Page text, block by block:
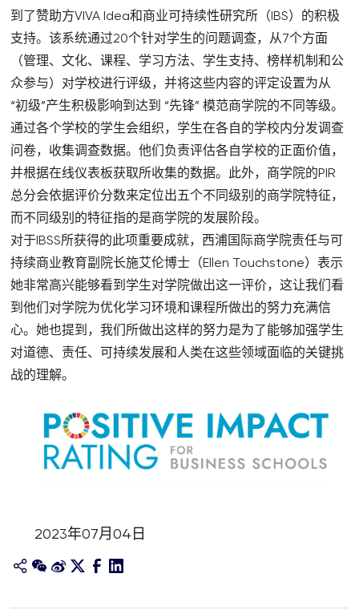
到了赞助方VIVA Idea和商业可持续性研究所（IBS）的积极
支持。该系统通过20个针对学生的问题调查，从7个方面
（管理、文化、课程、学习方法、学生支持、榜样机制和公
众参与）对学校进行评级，并将这些内容的评定设置为从
“初级”产生积极影响到达到 “先锋” 模范商学院的不同等级。
通过各个学校的学生会组织，学生在各自的学校内分发调查
问卷，收集调查数据。他们负责评估各自学校的正面价值，
并根据在线仪表板获取所收集的数据。此外，商学院的PIR
总分会依据评价分数来定位出五个不同级别的商学院特征，
而不同级别的特征指的是商学院的发展阶段。
对于IBSS所获得的此项重要成就，西浦国际商学院责任与可
持续商业教育副院长施艾伦博士（Ellen Touchstone）表示
她非常高兴能够看到学生对学院做出这一评价，这让我们看
到他们对学院为优化学习环境和课程所做出的努力充满信
心。她也提到，我们所做出这样的努力是为了能够加强学生
对道德、责任、可持续发展和人类在这些领域面临的关键挑
战的理解。
2023年07月04日